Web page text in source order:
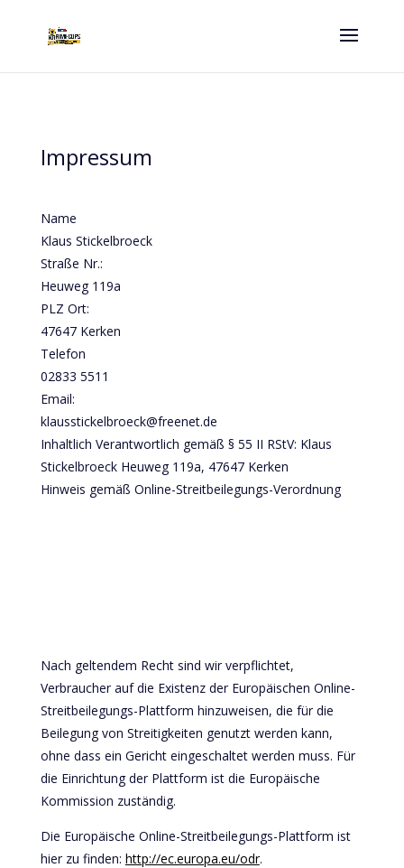
Impressum
Name
Klaus Stickelbroeck
Straße Nr.:
Heuweg 119a
PLZ Ort:
47647 Kerken
Telefon
02833 5511
Email:
klausstickelbroeck@freenet.de
Inhaltlich Verantwortlich gemäß § 55 II RStV: Klaus
Stickelbroeck Heuweg 119a, 47647 Kerken
Hinweis gemäß Online-Streitbeilegungs-Verordnung
Nach geltendem Recht sind wir verpflichtet,
Verbraucher auf die Existenz der Europäischen Online-
Streitbeilegungs-Plattform hinzuweisen, die für die
Beilegung von Streitigkeiten genutzt werden kann,
ohne dass ein Gericht eingeschaltet werden muss. Für
die Einrichtung der Plattform ist die Europäische
Kommission zuständig.
Die Europäische Online-Streitbeilegungs-Plattform ist
hier zu finden: http://ec.europa.eu/odr.